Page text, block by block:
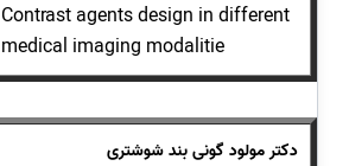
Contrast agents design in different
medical imaging modalitie
دکتر مولود گونی بند شوشتری